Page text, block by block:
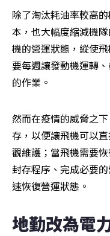
除了淘汰耗油率較高
本，也大幅度縮減機
機的營運狀態，縱使
要每週讓發動機運轉
的作業。
然而在疫情的威脅之
存，以便讓飛機可以
觀維護；當飛機需要
封存程序、完成必要
速恢復營運狀態。
地勤改為電